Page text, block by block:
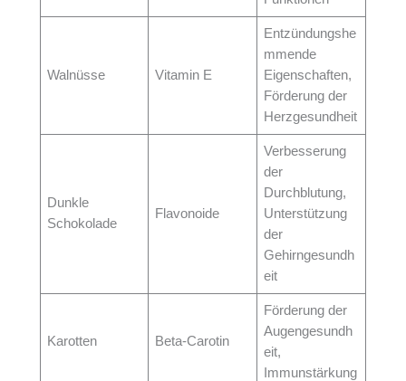
Walnüsse Vitamin E
Entzündungshe
mmende
Eigenschaften,
Förderung der
Herzgesundheit
Dunkle
Schokolade
Flavonoide
Verbesserung
der
Durchblutung,
Unterstützung
der
Gehirngesundh
eit
Karotten Beta-Carotin
Förderung der
Augengesundh
eit,
Immunstärkung